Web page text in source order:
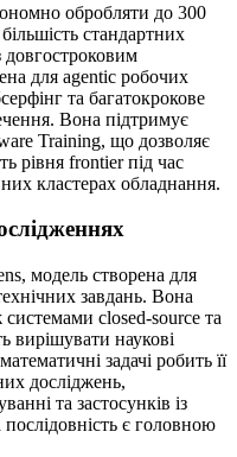
обробляти до 300
стандартних
для agentic робочих
та багатокрокове
Вона підтримує
Training, що дозволяє
рівня frontier під час
кластерах обладнання.
модель створена для
завдань. Вона
closed-source та
вирішувати наукові
задачі робить її
досліджень,
та застосунків із
є головною